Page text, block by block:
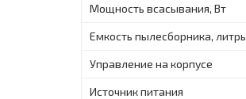
Мощность всасывания, Вт
Емкость пылесборника,
Управление на корпусе
Источник питания